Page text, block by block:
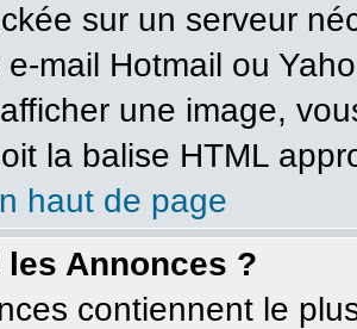
sur un serveur
mail Hotmail ou
une image,
la balise HTML
haut de page
les Annonces ?
contiennent le